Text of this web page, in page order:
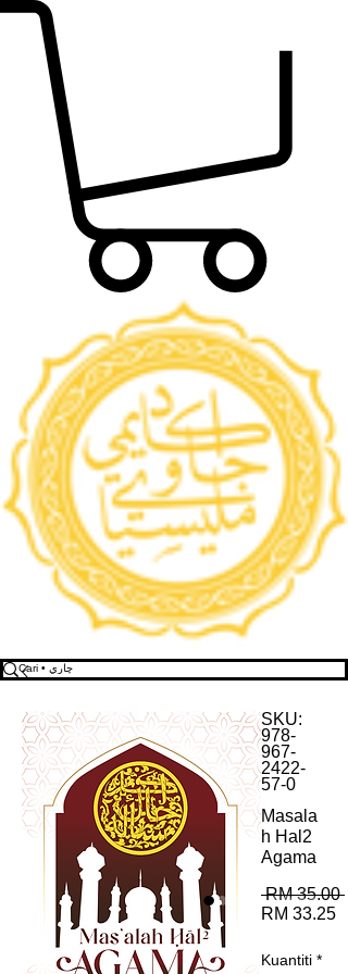
SKU:
978-
967-
2422-
57-0
Masala
h Hal2
Agama
RM 35.00
RM 33.25
Kuantiti *